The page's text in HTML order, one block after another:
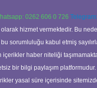
0262 606 0 726
hizmet vermektedir. Bu
sorumluluğu kabul etmiş
içerikler haber niteliği
bir bilgi paylaşım
yasal süre içerisinde